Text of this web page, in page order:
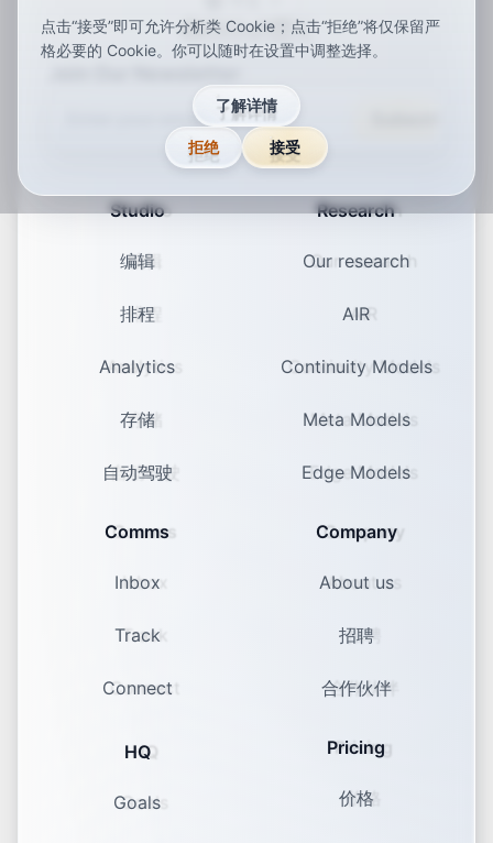
点击“接受”即可允许分析类 Cookie；点击“拒绝”将仅保留严
格必要的 Cookie。你可以随时在设置中调整选择。
了解详情
拒绝 接受
ardeenesfr jakoptvizhx-default
Studio
编辑
排程
Analytics
存储
自动驾驶
Comms
Inbox
Track
Connect
HQ
Goals
Research
Our research
AIR
Continuity Models
Meta Models
Edge Models
Company
About us
招聘
合作伙伴
Pricing
价格